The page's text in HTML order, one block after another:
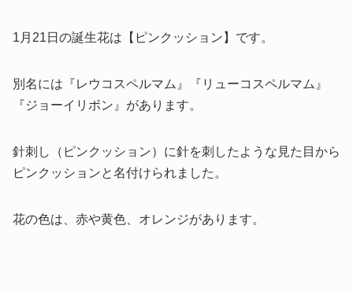
1月21日の誕生花は【ピンクッション】です。
別名には『レウコスペルマム』『リューコスペルマム』
『ジョーイリボン』があります。
針刺し（ピンクッション）に針を刺したような見た目から
ピンクッションと名付けられました。
花の色は、赤や黄色、オレンジがあります。